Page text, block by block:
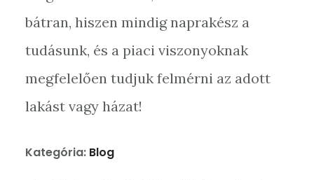
bátran, hiszen mindig naprakész a
tudásunk, és a piaci viszonyoknak
megfelelően tudjuk felmérni az adott
lakást vagy házat!
Kategória: Blog